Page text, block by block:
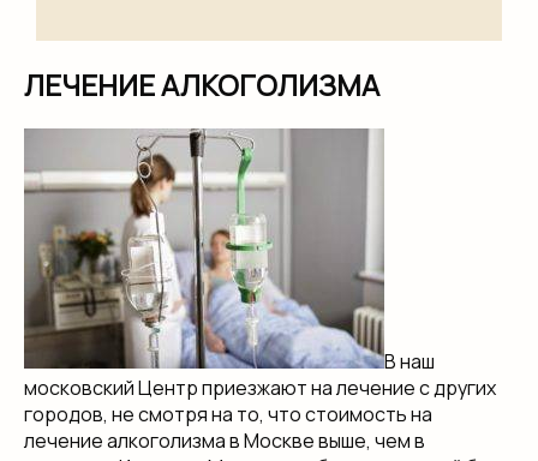
ЛЕЧЕНИЕ АЛКОГОЛИЗМА
В наш
московский Центр приезжают на лечение с других
городов, не смотря на то, что стоимость на
лечение алкоголизма в Москве выше, чем в